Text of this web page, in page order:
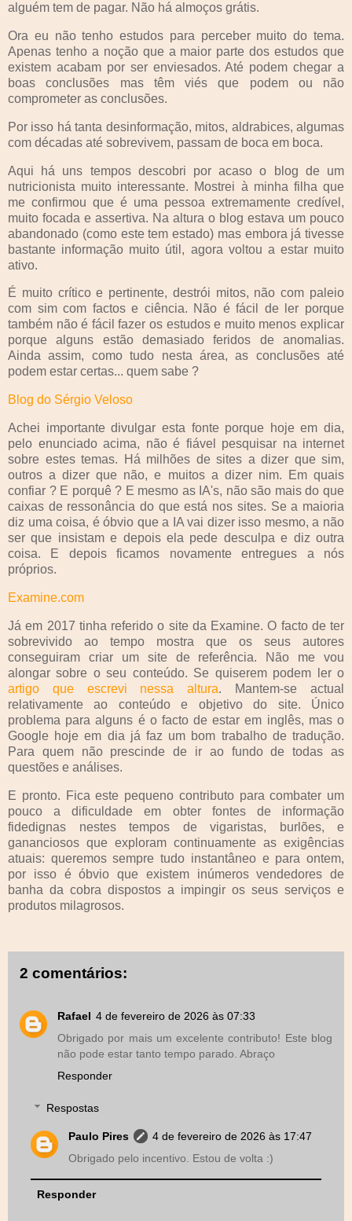
alguém tem de pagar. Não há almoços grátis.
Ora eu não tenho estudos para perceber muito do tema.
Apenas tenho a noção que a maior parte dos estudos que
existem acabam por ser enviesados. Até podem chegar a
boas conclusões mas têm viés que podem ou não
comprometer as conclusões.
Por isso há tanta desinformação, mitos, aldrabices, algumas
com décadas até sobrevivem, passam de boca em boca.
Aqui há uns tempos descobri por acaso o blog de um
nutricionista muito interessante. Mostrei à minha filha que
me confirmou que é uma pessoa extremamente credível,
muito focada e assertiva. Na altura o blog estava um pouco
abandonado (como este tem estado) mas embora já tivesse
bastante informação muito útil, agora voltou a estar muito
ativo.
É muito crítico e pertinente, destrói mitos, não com paleio
com sim com factos e ciência. Não é fácil de ler porque
também não é fácil fazer os estudos e muito menos explicar
porque alguns estão demasiado feridos de anomalias.
Ainda assim, como tudo nesta área, as conclusões até
podem estar certas... quem sabe ?
Blog do Sérgio Veloso
Achei importante divulgar esta fonte porque hoje em dia,
pelo enunciado acima, não é fiável pesquisar na internet
sobre estes temas. Há milhões de sites a dizer que sim,
outros a dizer que não, e muitos a dizer nim. Em quais
confiar ? E porquê ? E mesmo as IA's, não são mais do que
caixas de ressonância do que está nos sites. Se a maioria
diz uma coisa, é óbvio que a IA vai dizer isso mesmo, a não
ser que insistam e depois ela pede desculpa e diz outra
coisa. E depois ficamos novamente entregues a nós
próprios.
Examine.com
Já em 2017 tinha referido o site da Examine. O facto de ter
sobrevivido ao tempo mostra que os seus autores
conseguiram criar um site de referência. Não me vou
alongar sobre o seu conteúdo. Se quiserem podem ler o
artigo que escrevi nessa altura. Mantem-se actual
relativamente ao conteúdo e objetivo do site. Único
problema para alguns é o facto de estar em inglês, mas o
Google hoje em dia já faz um bom trabalho de tradução.
Para quem não prescinde de ir ao fundo de todas as
questões e análises.
E pronto. Fica este pequeno contributo para combater um
pouco a dificuldade em obter fontes de informação
fidedignas nestes tempos de vigaristas, burlões, e
gananciosos que exploram continuamente as exigências
atuais: queremos sempre tudo instantâneo e para ontem,
por isso é óbvio que existem inúmeros vendedores de
banha da cobra dispostos a impingir os seus serviços e
produtos milagrosos.
2 comentários:
Rafael 4 de fevereiro de 2026 às 07:33
Obrigado por mais um excelente contributo! Este blog
não pode estar tanto tempo parado. Abraço
Responder
Respostas
Paulo Pires
4 de fevereiro de 2026 às 17:47
Obrigado pelo incentivo. Estou de volta :)
Responder